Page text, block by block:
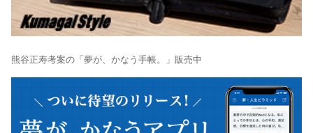
熊谷正寿考案の「夢が、かなう手帳。」販売中